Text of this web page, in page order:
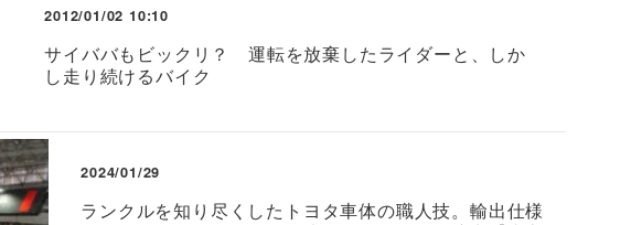
2012/01/02 10:10
サイババもビックリ？ 運転を放棄したライダーと、しか
し走り続けるバイク
2024/01/29
ランクルを知り尽くしたトヨタ車体の職人技。輸出仕様